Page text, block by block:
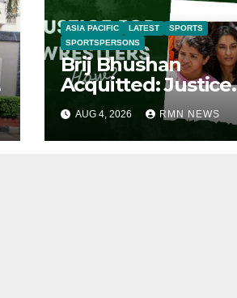
ASIA PACIFIC LATEST
SPORTS
SPORTSPERSONS
Brij Bhushan
Acquitted: Justice
Denied
AUG 4, 2026 RMN NEWS